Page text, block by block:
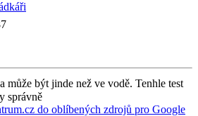
může být jinde než ve vodě. Tenhle test
správně
do oblíbených zdrojů pro Google